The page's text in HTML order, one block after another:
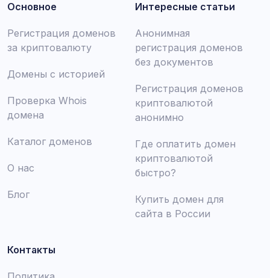
Основное
Регистрация доменов
за криптовалюту
Домены с историей
Проверка Whois
домена
Каталог доменов
О нас
Блог
Интересные статьи
Анонимная
регистрация доменов
без документов
Регистрация доменов
криптовалютой
анонимно
Где оплатить домен
криптовалютой
быстро?
Купить домен для
сайта в России
Контакты